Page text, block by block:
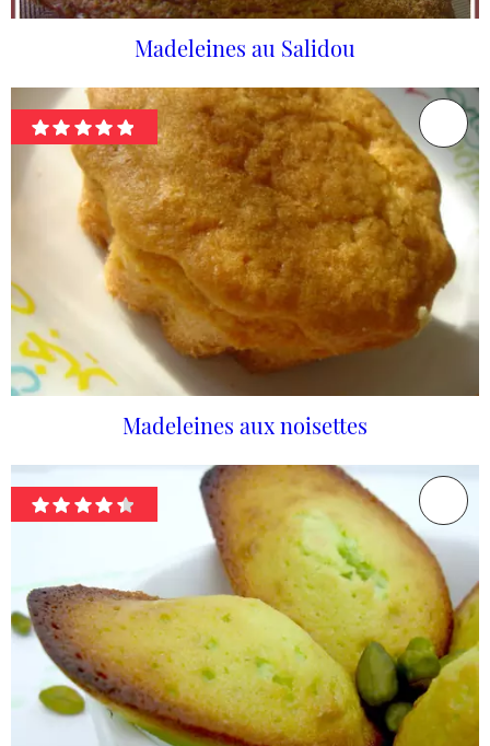
Madeleines au Salidou
Madeleines aux noisettes